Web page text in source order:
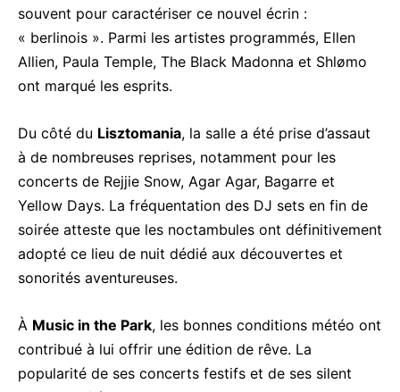
souvent pour caractériser ce nouvel écrin :
« berlinois ». Parmi les artistes programmés, Ellen
Allien, Paula Temple, The Black Madonna et Shlømo
ont marqué les esprits.
Du côté du Lisztomania, la salle a été prise d’assaut
à de nombreuses reprises, notamment pour les
concerts de Rejjie Snow, Agar Agar, Bagarre et
Yellow Days. La fréquentation des DJ sets en fin de
soirée atteste que les noctambules ont définitivement
adopté ce lieu de nuit dédié aux découvertes et
sonorités aventureuses.
À Music in the Park, les bonnes conditions météo ont
contribué à lui offrir une édition de rêve. La
popularité de ses concerts festifs et de ses silent